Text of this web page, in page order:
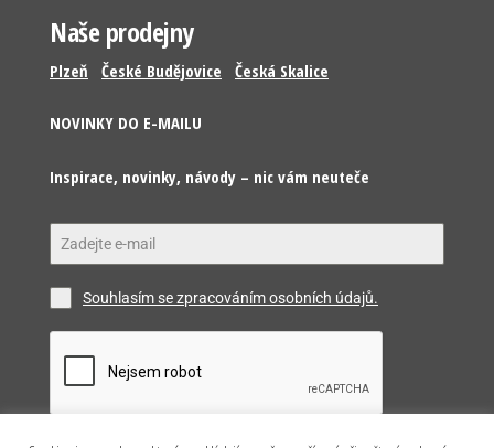
Naše prodejny
Plzeň České Budějovice Česká Skalice
NOVINKY DO E-MAILU
Inspirace, novinky, návody – nic vám neuteče
Souhlasím se zpracováním osobních údajů.